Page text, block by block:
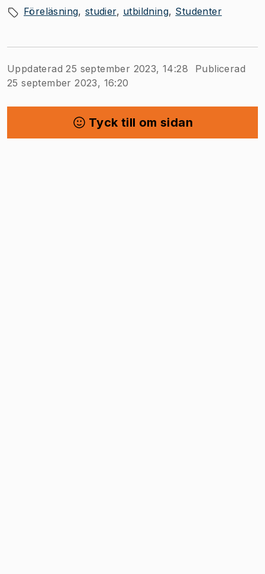
Föreläsning studier utbildning Studenter
Uppdaterad 25 september 2023, 14:28
Publicerad
25 september 2023, 16:20
Tyck till om sidan